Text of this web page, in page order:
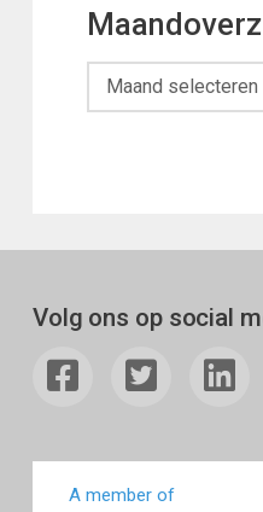
Maandoverzicht
Volg ons op social
A member of